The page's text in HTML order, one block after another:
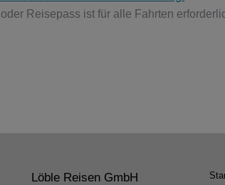
Reisepass ist für alle Fahrten
Löble Reisen GmbH